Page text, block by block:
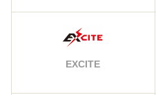
EXCITE